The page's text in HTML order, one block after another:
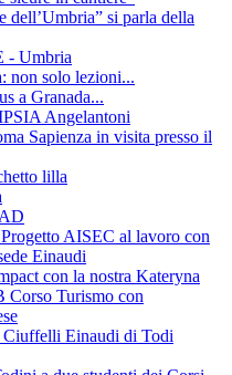
dell’Umbria” si parla della
- Umbria
non solo lezioni...
a Granada...
Angelantoni
Sapienza in visita presso il
lilla
AISEC al lavoro con
Einaudi
con la nostra Kateryna
Corso Turismo con
Ciuffelli Einaudi di Todi